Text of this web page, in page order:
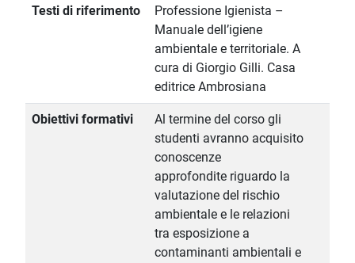
Testi di riferimento
Professione Igienista –
Manuale dell’igiene
ambientale e territoriale. A
cura di Giorgio Gilli. Casa
editrice Ambrosiana
Obiettivi formativi
Al termine del corso gli
studenti avranno acquisito
conoscenze
approfondite riguardo la
valutazione del rischio
ambientale e le relazioni
tra esposizione a
contaminanti ambientali e